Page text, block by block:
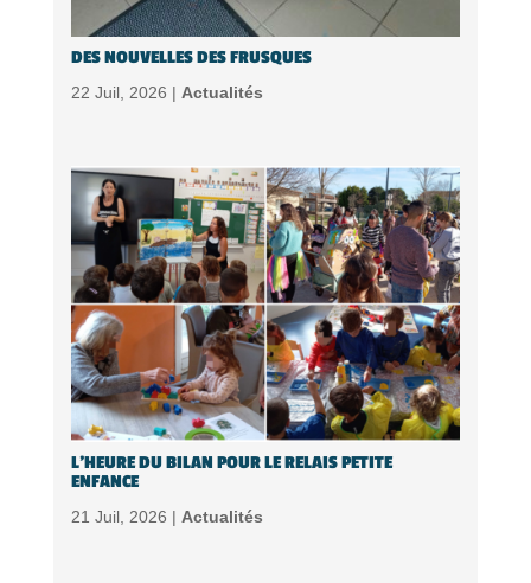
DES NOUVELLES DES FRUSQUES
22 Juil, 2026 | Actualités
L’HEURE DU BILAN POUR LE RELAIS PETITE
ENFANCE
21 Juil, 2026 | Actualités